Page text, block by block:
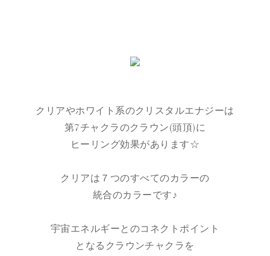
クリアやホワイト系のクリスタルエナジーは
第7チャクラのクラウン(頭頂)に
ヒーリング効果があります☆
クリアは７つのすべてのカラーの
統合のカラーです♪
宇宙エネルギーとのコネクトポイント
となるクラウンチャクラを